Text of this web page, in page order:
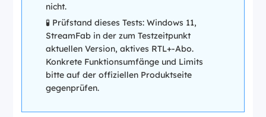
nicht.
🧪 Prüfstand dieses Tests: Windows 11,
StreamFab in der zum Testzeitpunkt
aktuellen Version, aktives RTL+-Abo.
Konkrete Funktionsumfänge und Limits
bitte auf der offiziellen Produktseite
gegenprüfen.